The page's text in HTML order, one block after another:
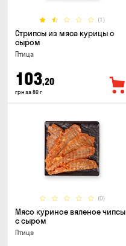
(1)
Стрипсы из мяса курицы с
сыром
Птица
103,20
грн за 80 г
(0)
Мясо куриное вяленое чипсы
с сыром
Птица